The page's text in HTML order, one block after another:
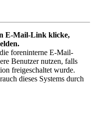
E-Mail-Link klicke,
foreninterne E-Mail-
Benutzer nutzen, falls
freigeschaltet wurde.
dieses Systems durch